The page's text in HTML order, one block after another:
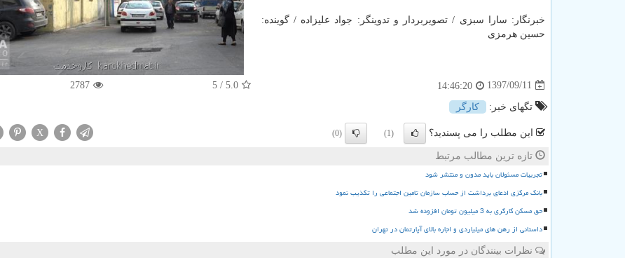
خبرنگار: سارا سبزی / تصویربردار و تدوینگر: جواد علیزاده / گوینده:
حسین هرمزی
1397/09/11
14:46:20
5.0
/ 5
2787
تگهای خبر: كارگر
این مطلب را می پسندید؟ (1)
(0)
X
تازه ترین مطالب مرتبط
تجربیات مسئولان باید مدون و منتشر شود
بانک مرکزی ادعای برداشت از حساب سازمان تامین اجتماعی را تکذیب نمود
حق مسکن کارگری به 3 میلیون تومان افزوده شد
داستانی از رهن های میلیاردی و اجاره بالای آپارتمان در تهران
نظرات بینندگان در مورد این مطلب